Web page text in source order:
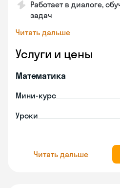
Работает в диалоге,
задач
Читать дальше
Услуги и цены
Математика
Мини-курс
Уроки
Читать дальше